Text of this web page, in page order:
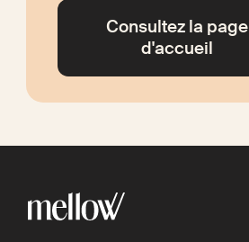
Consultez la page
d'accueil